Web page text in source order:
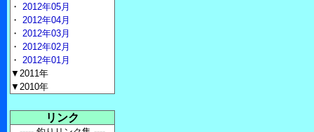
・ 2012年05月
・ 2012年04月
・ 2012年03月
・ 2012年02月
・ 2012年01月
▼2011年
▼2010年
リンク